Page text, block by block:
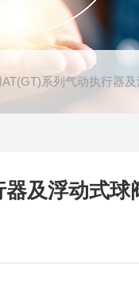
系列气动执行器
及浮动式球